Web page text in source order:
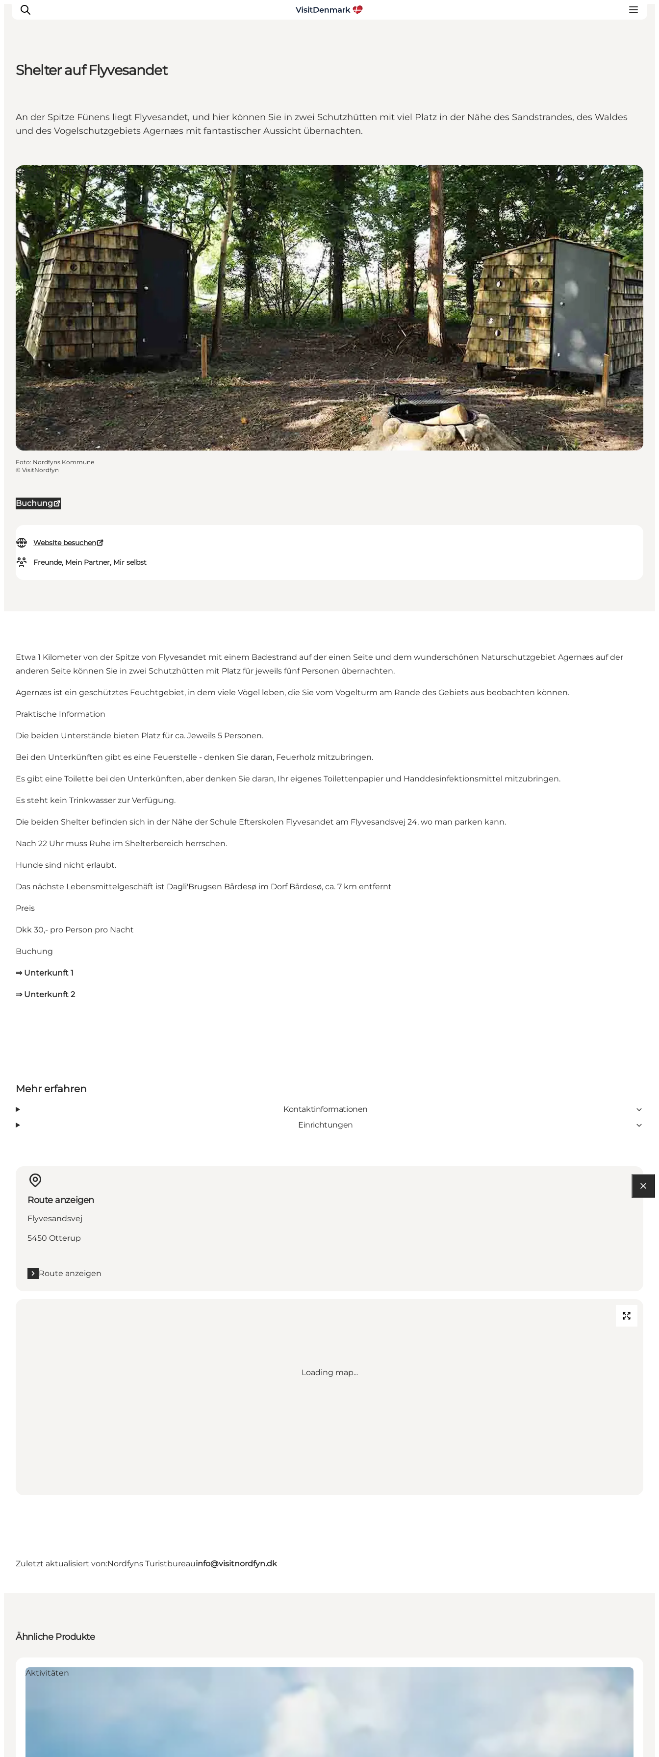
Erlebnisse
Unterkünfte
Reiseplanung
Shelter auf Flyvesandet
An der Spitze Fünens liegt Flyvesandet, und hier können Sie in zwei Schutzhütten mit viel Platz in der Nähe des Sandstrandes, des Waldes
und des Vogelschutzgebiets Agernæs mit fantastischer Aussicht übernachten.
Buchung
Website besuchen
Freunde, Mein Partner, Mir selbst
Shelters & Naturlagerplätze
Foto: Nordfyns Kommune
© VisitNordfyn
Etwa 1 Kilometer von der Spitze von Flyvesandet mit einem Badestrand auf der einen Seite und dem wunderschönen Naturschutzgebiet Agernæs auf der
anderen Seite können Sie in zwei Schutzhütten mit Platz für jeweils fünf Personen übernachten.
Agernæs ist ein geschütztes Feuchtgebiet, in dem viele Vögel leben, die Sie vom Vogelturm am Rande des Gebiets aus beobachten können.
Praktische Information
Die beiden Unterstände bieten Platz für ca. Jeweils 5 Personen.
Bei den Unterkünften gibt es eine Feuerstelle - denken Sie daran, Feuerholz mitzubringen.
Es gibt eine Toilette bei den Unterkünften, aber denken Sie daran, Ihr eigenes Toilettenpapier und Handdesinfektionsmittel mitzubringen.
Es steht kein Trinkwasser zur Verfügung.
Die beiden Shelter befinden sich in der Nähe der Schule Efterskolen Flyvesandet am Flyvesandsvej 24, wo man parken kann.
Nach 22 Uhr muss Ruhe im Shelterbereich herrschen.
Hunde sind nicht erlaubt.
Das nächste Lebensmittelgeschäft ist Dagli'Brugsen Bårdesø im Dorf Bårdesø, ca. 7 km entfernt
Preis
Dkk 30,- pro Person pro Nacht
Buchung
⇒ Unterkunft 1
⇒ Unterkunft 2
Mehr erfahren
Kontaktinformationen
Einrichtungen
Route anzeigen
Flyvesandsvej
5450 Otterup
Route anzeigen
Loading map...
Zuletzt aktualisiert von:Nordfyns Turistbureauinfo@visitnordfyn.dk
Ähnliche Produkte
Aktivitäten